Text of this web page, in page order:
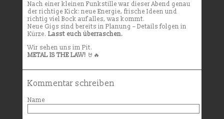
Nach einer kleinen Funkstille war dieser Abend genau
der richtige Kick: neue Energie, frische Ideen und
richtig viel Bock auf alles, was kommt.
Neue Gigs sind bereits in Planung – Details folgen in
Kürze. Lasst euch überraschen.
Wir sehen uns im Pit.
METAL IS THE LAW! 🤘🔥
Kommentar schreiben
Name